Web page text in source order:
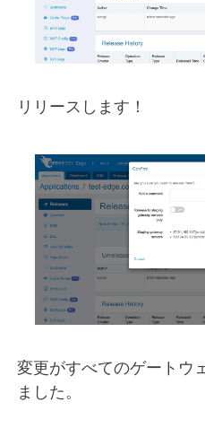
リリースします！
変更がすべてのゲートウ
ました。